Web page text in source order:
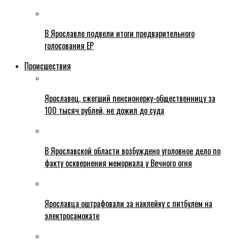
В Ярославле подвели итоги предварительного
голосования ЕР
Происшествия
Ярославец, сжегший пенсионерку-общественницу за
100 тысяч рублей, не дожил до суда
В Ярославской области возбуждено уголовное дело по
факту осквернения мемориала у Вечного огня
Ярославца оштрафовали за наклейку с питбулем на
электросамокате